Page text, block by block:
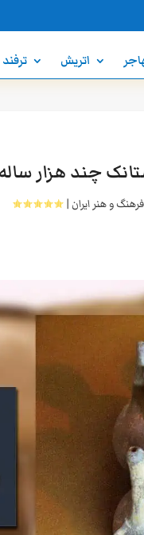
اتریش
چند هزار ساله
فرهنگ و هنر ایران|